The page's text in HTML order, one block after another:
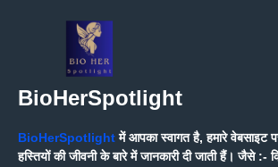
BioHerSpotlight
BioHerSpotlightमें आपका स्वागत है, हमारे वेबसाइट
हस्तियों की जीवनी के बारे में जानकारी दी जाती हैं। जैसे